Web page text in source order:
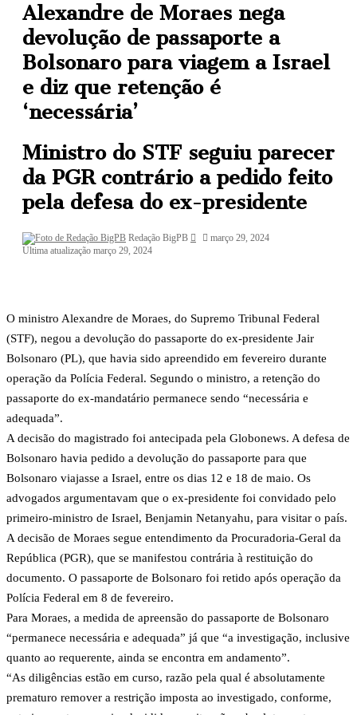
Alexandre de Moraes nega
devolução de passaporte a
Bolsonaro para viagem a Israel
e diz que retenção é
‘necessária’
Ministro do STF seguiu parecer
da PGR contrário a pedido feito
pela defesa do ex-presidente
Redação BigPB
Mandemarço 29, 2024
Última atualização março 29, 2024
O ministro Alexandre de Moraes, do Supremo Tribunal Federal
(STF), negou a devolução do passaporte do ex-presidente Jair
Bolsonaro (PL), que havia sido apreendido em fevereiro durante
operação da Polícia Federal. Segundo o ministro, a retenção do
passaporte do ex-mandatário permanece sendo “necessária e
adequada”.
A decisão do magistrado foi antecipada pela Globonews. A defesa de
Bolsonaro havia pedido a devolução do passaporte para que
Bolsonaro viajasse a Israel, entre os dias 12 e 18 de maio. Os
advogados argumentavam que o ex-presidente foi convidado pelo
primeiro-ministro de Israel, Benjamin Netanyahu, para visitar o país.
A decisão de Moraes segue entendimento da Procuradoria-Geral da
República (PGR), que se manifestou contrária à restituição do
documento. O passaporte de Bolsonaro foi retido após operação da
Polícia Federal em 8 de fevereiro.
Para Moraes, a medida de apreensão do passaporte de Bolsonaro
“permanece necessária e adequada” já que “a investigação, inclusive
quanto ao requerente, ainda se encontra em andamento”.
“As diligências estão em curso, razão pela qual é absolutamente
prematuro remover a restrição imposta ao investigado, conforme,